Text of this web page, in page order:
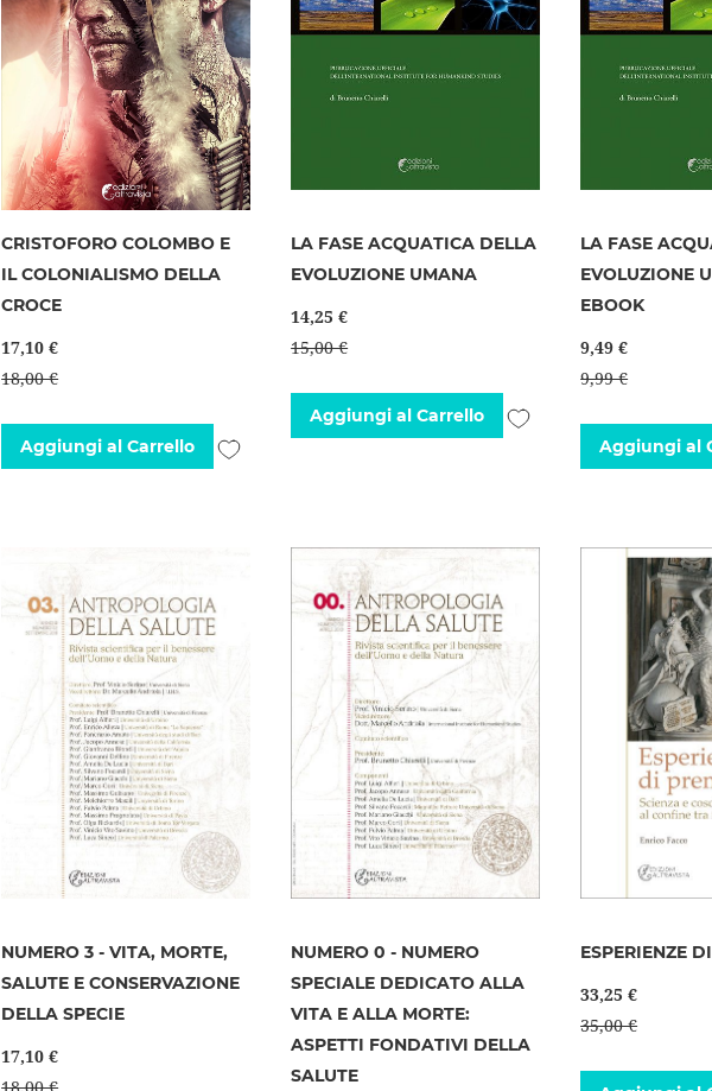
CRISTOFORO COLOMBO E
IL COLONIALISMO DELLA
CROCE
17,10 €
18,00 €
Aggiungi al Carrello
Aggiungi
LA FASE ACQUATICA DELLA
EVOLUZIONE UMANA
14,25 €
15,00 €
Aggiungi al Carrello
Aggiungi
LA FASE
EVOLUZIONE
EBOOK
9,49 €
9,99 €
Aggiungi al
NUMERO 3 - VITA, MORTE,
SALUTE E CONSERVAZIONE
DELLA SPECIE
17,10 €
NUMERO 0 - NUMERO
SPECIALE DEDICATO ALLA
VITA E ALLA MORTE:
ASPETTI FONDATIVI DELLA
SALUTE
ESPERIENZE
33,25 €
35,00 €